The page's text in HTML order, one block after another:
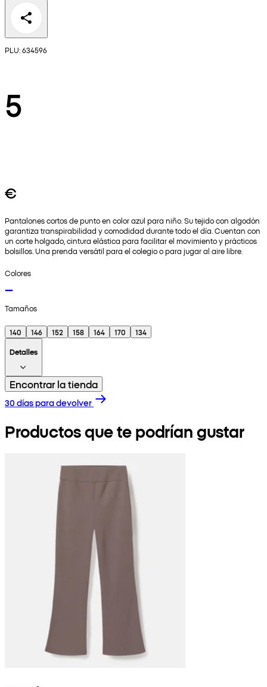
PLU: 634596
5
€
Pantalones cortos de punto en color azul para niño. Su tejido con algodón
garantiza transpirabilidad y comodidad durante todo el día. Cuentan con
un corte holgado, cintura elástica para facilitar el movimiento y prácticos
bolsillos. Una prenda versátil para el colegio o para jugar al aire libre.
Colores
Tamaños
140 146 152 158 164 170
134
Detalles
Encontrar la tienda
30 días para devolver
Productos que te podrían gustar